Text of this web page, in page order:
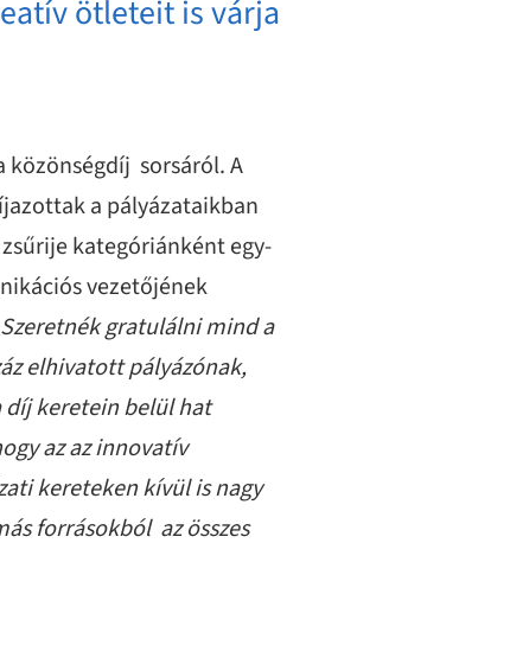
ötleteit is várja
közönségdíj sorsáról. A
a pályázataikban
kategóriánként egy-
vezetőjének
Szeretnék gratulálni mind a
elhivatott pályázónak,
keretein belül hat
az az innovatív
kereteken kívül is nagy
forrásokból az összes